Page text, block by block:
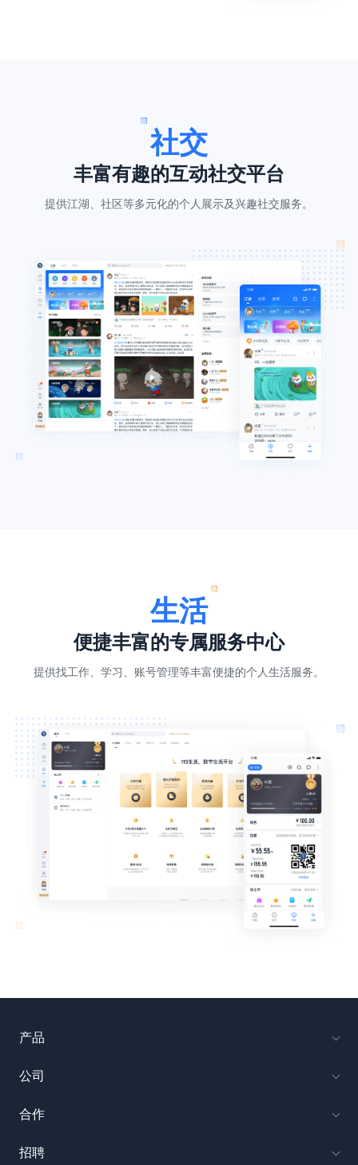
社交
丰富有趣的互动社交平台
提供江湖、社区等多元化的个人展示及兴趣社交服务。
生活
便捷丰富的专属服务中心
提供找工作、学习、账号管理等丰富便捷的个人生活服务。
产品
公司
合作
招聘